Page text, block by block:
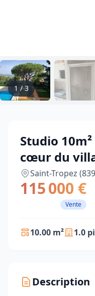
1/3
Studio
cœur du
Saint-Tropez
115 000 €
Vente
10.00 m² 1.0
Description